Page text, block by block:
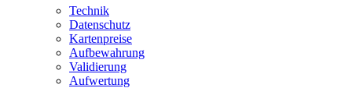
Technik
Datenschutz
Kartenpreise
Aufbewahrung
Validierung
Aufwertung